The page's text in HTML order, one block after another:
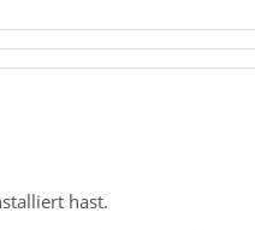
hast.